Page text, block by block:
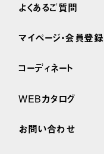
よくあるご質問
マイページ・会員登録
コーディネート
WEBカタログ
お問い合わせ